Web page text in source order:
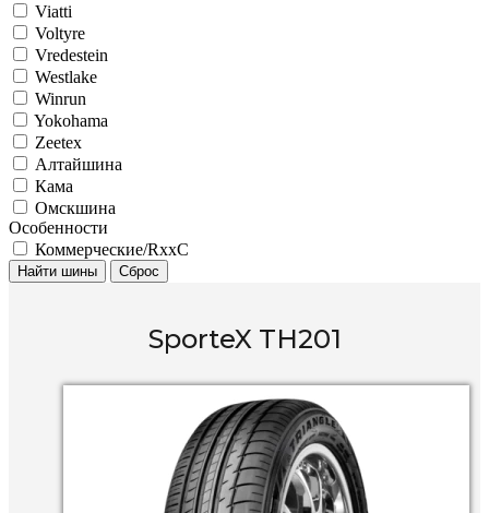
Viatti
Voltyre
Vredestein
Westlake
Winrun
Yokohama
Zeetex
Алтайшина
Кама
Омскшина
Особенности
Коммерческие/RxxC
Найти шины Сброс
SporteX TH201